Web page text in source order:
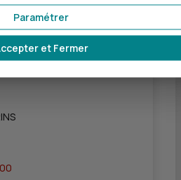
- STOCKPLAN
et Fermer
Paramétrer